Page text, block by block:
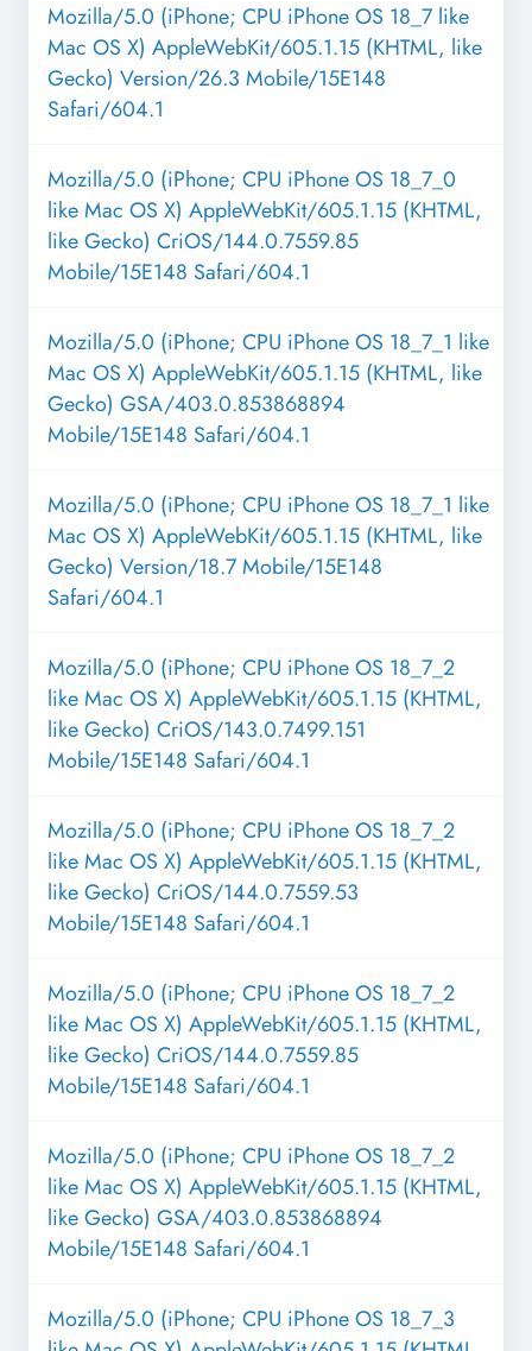
Mozilla/5.0 (iPhone; CPU iPhone OS 18_7 like
Mac OS X) AppleWebKit/605.1.15 (KHTML, like
Gecko) Version/26.3 Mobile/15E148
Safari/604.1
Mozilla/5.0 (iPhone; CPU iPhone OS 18_7_0
like Mac OS X) AppleWebKit/605.1.15 (KHTML,
like Gecko) CriOS/144.0.7559.85
Mobile/15E148 Safari/604.1
Mozilla/5.0 (iPhone; CPU iPhone OS 18_7_1 like
Mac OS X) AppleWebKit/605.1.15 (KHTML, like
Gecko) GSA/403.0.853868894
Mobile/15E148 Safari/604.1
Mozilla/5.0 (iPhone; CPU iPhone OS 18_7_1 like
Mac OS X) AppleWebKit/605.1.15 (KHTML, like
Gecko) Version/18.7 Mobile/15E148
Safari/604.1
Mozilla/5.0 (iPhone; CPU iPhone OS 18_7_2
like Mac OS X) AppleWebKit/605.1.15 (KHTML,
like Gecko) CriOS/143.0.7499.151
Mobile/15E148 Safari/604.1
Mozilla/5.0 (iPhone; CPU iPhone OS 18_7_2
like Mac OS X) AppleWebKit/605.1.15 (KHTML,
like Gecko) CriOS/144.0.7559.53
Mobile/15E148 Safari/604.1
Mozilla/5.0 (iPhone; CPU iPhone OS 18_7_2
like Mac OS X) AppleWebKit/605.1.15 (KHTML,
like Gecko) CriOS/144.0.7559.85
Mobile/15E148 Safari/604.1
Mozilla/5.0 (iPhone; CPU iPhone OS 18_7_2
like Mac OS X) AppleWebKit/605.1.15 (KHTML,
like Gecko) GSA/403.0.853868894
Mobile/15E148 Safari/604.1
Mozilla/5.0 (iPhone; CPU iPhone OS 18_7_3